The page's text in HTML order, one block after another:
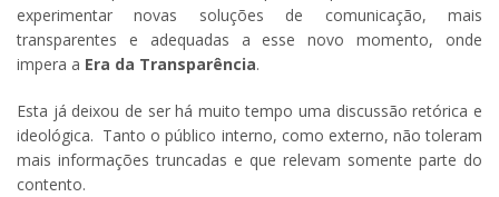
experimentar novas soluções de comunicação, mais
transparentes e adequadas a esse novo momento, onde
impera a Era da Transparência.
Esta já deixou de ser há muito tempo uma discussão retórica e
ideológica. Tanto o público interno, como externo, não toleram
mais informações truncadas e que relevam somente parte do
contento.